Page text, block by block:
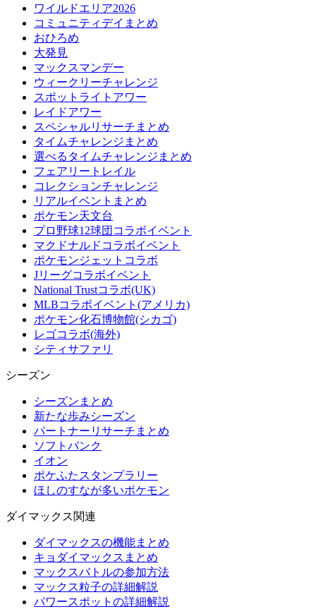
ワイルドエリア2026
コミュニティデイまとめ
おひろめ
大発見
マックスマンデー
ウィークリーチャレンジ
スポットライトアワー
レイドアワー
スペシャルリサーチまとめ
タイムチャレンジまとめ
選べるタイムチャレンジまとめ
フェアリートレイル
コレクションチャレンジ
リアルイベントまとめ
ポケモン天文台
プロ野球12球団コラボイベント
マクドナルドコラボイベント
ポケモンジェットコラボ
Jリーグコラボイベント
National Trustコラボ(UK)
MLBコラボイベント(アメリカ)
ポケモン化石博物館(シカゴ)
レゴコラボ(海外)
シティサファリ
シーズン
シーズンまとめ
新たな歩みシーズン
パートナーリサーチまとめ
ソフトバンク
イオン
ポケふたスタンプラリー
ほしのすなが多いポケモン
ダイマックス関連
ダイマックスの機能まとめ
キョダイマックスまとめ
マックスバトルの参加方法
マックス粒子の詳細解説
パワースポットの詳細解説